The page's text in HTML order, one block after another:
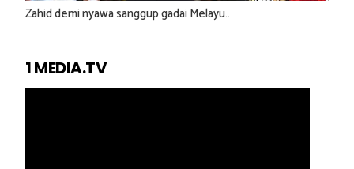
Zahid demi nyawa sanggup gadai Melayu..
1 MEDIA.TV